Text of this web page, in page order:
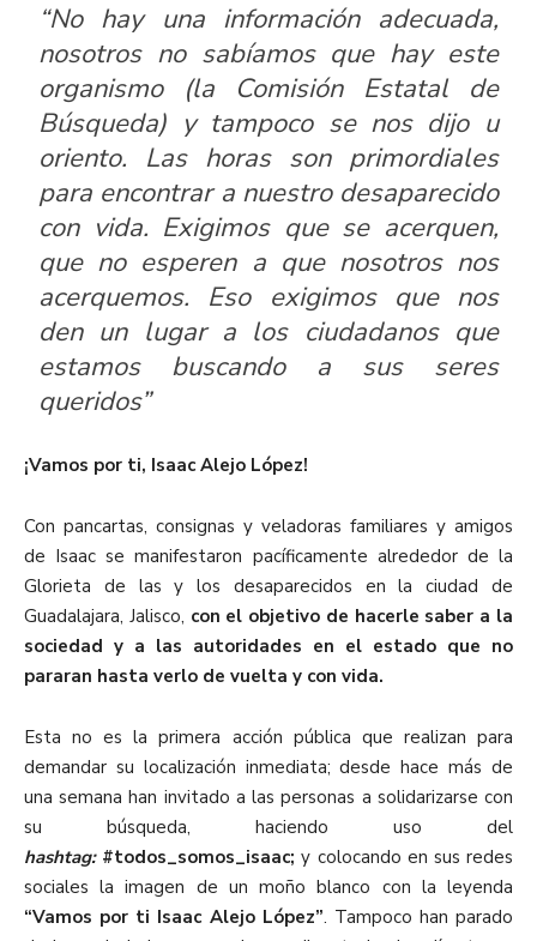
“No hay una información adecuada,
nosotros no sabíamos que hay este
organismo (la Comisión Estatal de
Búsqueda) y tampoco se nos dijo u
oriento. Las horas son primordiales
para encontrar a nuestro desaparecido
con vida. Exigimos que se acerquen,
que no esperen a que nosotros nos
acerquemos. Eso exigimos que nos
den un lugar a los ciudadanos que
estamos buscando a sus seres
queridos”
¡Vamos por ti, Isaac Alejo López!
Con pancartas, consignas y veladoras familiares y amigos
de Isaac se manifestaron pacíficamente alrededor de la
Glorieta de las y los desaparecidos en la ciudad de
Guadalajara, Jalisco, con el objetivo de hacerle saber a la
sociedad y a las autoridades en el estado que no
pararan hasta verlo de vuelta y con vida.
Esta no es la primera acción pública que realizan para
demandar su localización inmediata; desde hace más de
una semana han invitado a las personas a solidarizarse con
su búsqueda, haciendo uso del
hashtag: #todos_somos_isaac; y colocando en sus redes
sociales la imagen de un moño blanco con la leyenda
“Vamos por ti Isaac Alejo López”. Tampoco han parado